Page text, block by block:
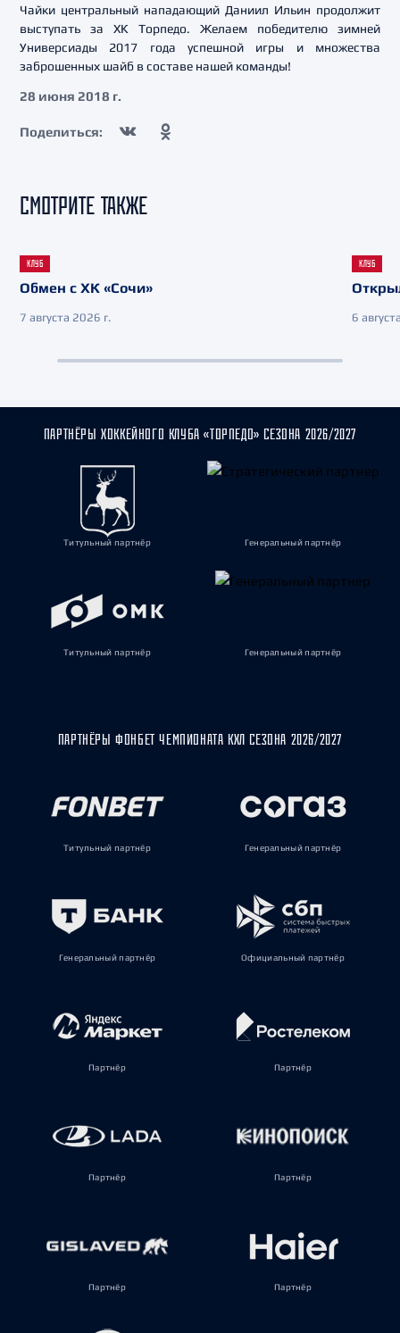
Чайки центральный нападающий Даниил Ильин продолжит
выступать за ХК Торпедо. Желаем победителю зимней
Универсиады 2017 года успешной игры и множества
заброшенных шайб в составе нашей команды!
28 июня 2018 г.
Поделиться:
СМОТРИТЕ ТАКЖЕ
КЛУБ
Обмен с ХК «Сочи»
7 августа 2026 г.
КЛУБ
6
ПАРТНЁРЫ ХОККЕЙНОГО КЛУБА «ТОРПЕДО» СЕЗОНА 2026/2027
Титульный партнёр Генеральный партнёр
Титульный партнёр Генеральный партнёр
ПАРТНЁРЫ ФОНБЕТ ЧЕМПИОНАТА КХЛ СЕЗОНА 2026/2027
Титульный партнёр Генеральный партнёр
Генеральный партнёр Официальный партнёр
Партнёр Партнёр
Партнёр Партнёр
Партнёр Партнёр